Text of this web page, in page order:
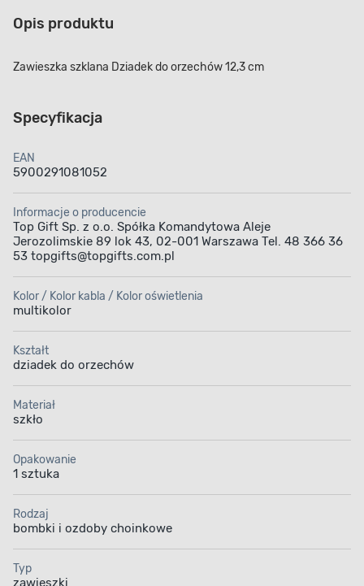
Opis produktu
Zawieszka szklana Dziadek do orzechów 12,3 cm
Specyfikacja
EAN
5900291081052
Informacje o producencie
Top Gift Sp. z o.o. Spółka Komandytowa Aleje
Jerozolimskie 89 lok 43, 02-001 Warszawa Tel. 48 366 36
53 topgifts@topgifts.com.pl
Kolor / Kolor kabla / Kolor oświetlenia
multikolor
Kształt
dziadek do orzechów
Materiał
szkło
Opakowanie
1 sztuka
Rodzaj
bombki i ozdoby choinkowe
Typ
zawieszki